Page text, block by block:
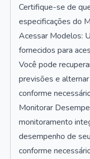
Certifique-se de
especificações do
Acessar Modelos:
fornecidos para
Você pode
previsões e
conforme
Monitorar
monitoramento
desempenho de
conforme